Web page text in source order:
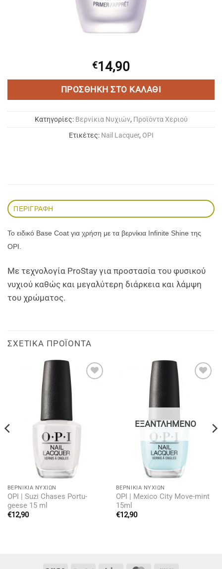
€14,90
ΠΡΟΣΘΉΚΗ ΣΤΟ ΚΑΛΆΘΙ
Κατηγορίες: Bερνίκια Νυχιών, Προϊόντα Χεριού
Ετικέτες: Nail Lacquer, OPI
ΠΕΡΙΓΡΑΦΉ
Το ειδικό Base Coat για χρήση με τα βερνίκια Infinite Shine της
OPI.
Με τεχνολογία ProStay για προστασία του φυσικού
νυχιού καθώς και μεγαλύτερη διάρκεια και λάμψη
του χρώματος.
ΣΧΕΤΙΚΆ ΠΡΟΪΌΝΤΑ
BΕΡΝΊΚΙΑ ΝΥΧΙΏΝ
OPI | Suzi Chases Portu-
geese 15 ml
€12,90
ΕΞΑΝΤΛΗΜΈΝΟ
BΕΡΝΊΚΙΑ ΝΥΧΙΏΝ
OPI | Mexico City Move-mint
15ml
€12,90